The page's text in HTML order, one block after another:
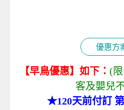
優惠方
【早鳥優惠】如下： (
客及嬰兒
★120天前付訂